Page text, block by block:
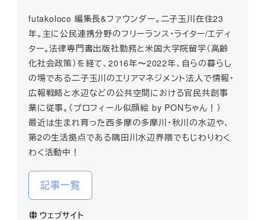
futakoloco 編集長&ファウンダー。二子玉川在住23
年。主に公民連携分野のフリーランス・ライター/エディ
ター。法律専門書出版社勤務と米国大学院留学（高齢
化社会政策）を経て、2016年〜2022年、自らの暮らし
の場である二子玉川のエリアマネジメント法人で情報・
広報戦略と水辺などの公共空間における官民共創事
業に従事。（プロフィール似顔絵 by PONちゃん！）
最近は生まれ育った西多摩の多摩川・秋川の水辺や、
第2の生活拠点である隅田川水辺界隈でもじわりわく
わく活動中！
記事一覧
ウェブサイト